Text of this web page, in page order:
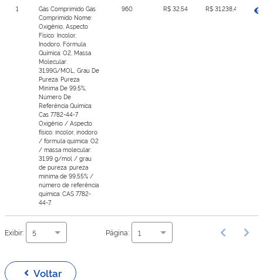
1
Gás Comprimido Gás
Comprimido Nome:
Oxigênio, Aspecto
Físico: Incolor,
Inodoro, Fórmula
Química: O2, Massa
Molecular:
31,99G/MOL, Grau De
Pureza: Pureza
Mínima De 99,5%,
Número De
Referência Química:
Cas 7782-44-7
Oxigênio / Aspecto
físico: incolor, inodoro
/ formula quimica: O2
/ massa molecular:
31,99 g/mol / grau
de pureza: pureza
mínima de 99,55% /
número de referência
química: CAS 7782-
44-7.
960 R$ 32,54 R$ 31.238,40
Exibir: 5 Página: 1
Voltar